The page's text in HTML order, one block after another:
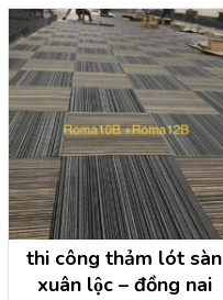
thi công thảm lót sàn
xuân lộc – đồng nai